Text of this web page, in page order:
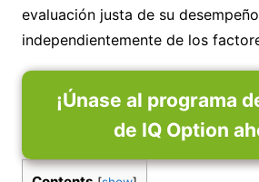
evaluación justa de su
independientemente de los
¡Únase al programa
de IQ Option